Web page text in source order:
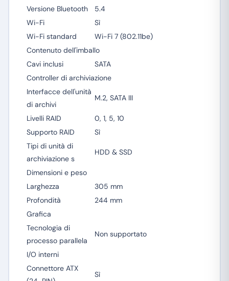
Versione Bluetooth
5.4
Wi-Fi
Sì
Wi-Fi standard
Wi-Fi 7 (802.11be)
Contenuto dell'imballo
Cavi inclusi
SATA
Controller di archiviazione
Interfacce dell'unità
di archivi
M.2, SATA III
Livelli RAID
0, 1, 5, 10
Supporto RAID
Sì
Tipi di unità di
archiviazione s
HDD & SSD
Dimensioni e peso
Larghezza
305 mm
Profondità
244 mm
Grafica
Tecnologia di
processo parallela
Non supportato
I/O interni
Connettore ATX
Sì